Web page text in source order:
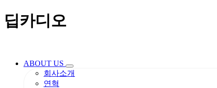
딥카디오
ABOUT US
회사소개
연혁